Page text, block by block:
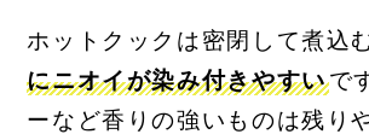
ホットクックは密閉して煮込
にニオイが染み付きやすいで
ーなど香りの強いものは残り